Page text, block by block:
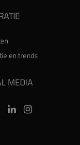
en trends
MEDIA